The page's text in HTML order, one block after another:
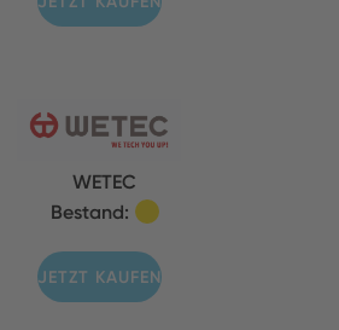
WETEC
Bestand:
JETZT KAUFEN